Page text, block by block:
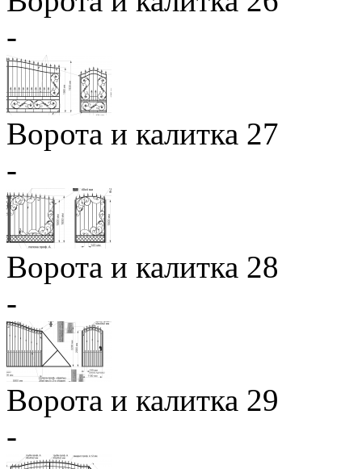
-
Ворота и калитка 27
-
Ворота и калитка 28
-
Ворота и калитка 29
-